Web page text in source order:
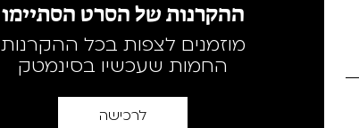
ההקרנות של הסרט הסתיימו
מוזמנים לצפות בכל ההקרנות
החמות שעכשיו בסינמטק
לרכישה